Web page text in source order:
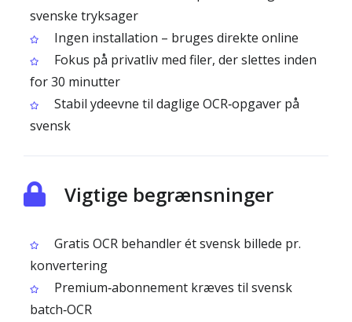
svenske tryksager
Ingen installation – bruges direkte online
Fokus på privatliv med filer, der slettes inden
for 30 minutter
Stabil ydeevne til daglige OCR‑opgaver på
svensk
Vigtige begrænsninger
Gratis OCR behandler ét svensk billede pr.
konvertering
Premium‑abonnement kræves til svensk
batch‑OCR